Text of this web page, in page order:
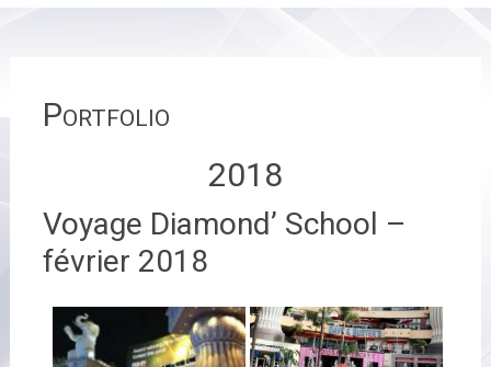
Portfolio
2018
Voyage Diamond’ School –
février 2018